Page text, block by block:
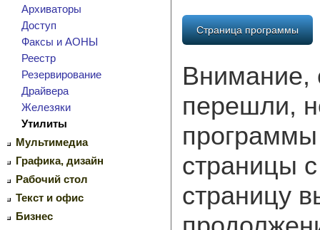
Архиваторы
Доступ
Факсы и АОНЫ
Реестр
Резервирование
Драйвера
Железяки
Утилиты
Мультимедиа
Графика, дизайн
Рабочий стол
Текст и офис
Бизнес
Страница программы
Внимание,
перешли,
страницы
страницу